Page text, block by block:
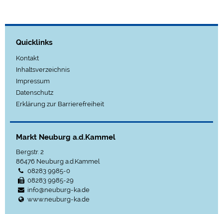
Quicklinks
Kontakt
Inhaltsverzeichnis
Impressum
Datenschutz
Erklärung zur Barrierefreiheit
Markt Neuburg a.d.Kammel
Bergstr. 2
86476 Neuburg a.d.Kammel
08283 9985-0
08283 9985-29
info@neuburg-ka.de
www.neuburg-ka.de